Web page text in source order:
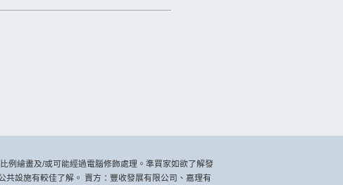
例繪畫及/或可能經過電腦修飾處理。準買家如欲了解發
設施有較佳了解。 賣方：豐收發展有限公司、嘉理有